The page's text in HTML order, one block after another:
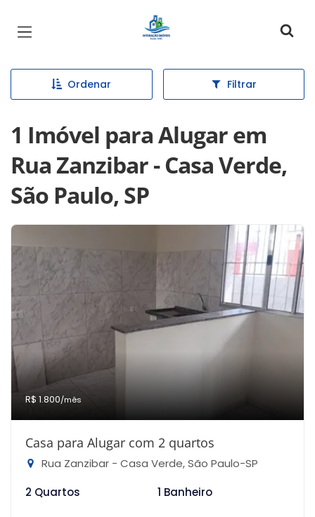
Página inicial
Ordenar Filtrar
1 Imóvel para Alugar em
Rua Zanzibar - Casa Verde,
São Paulo, SP
R$ 1.800/mês
Casa para Alugar com 2 quartos
Rua Zanzibar - Casa Verde, São Paulo-SP
2 Quartos
1 Banheiro